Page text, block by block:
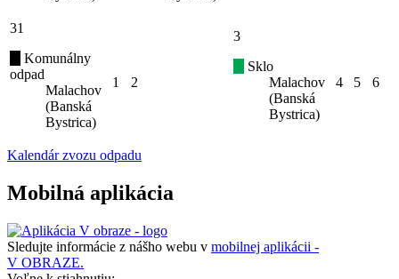
31
Komunálny
odpad
Malachov
(Banská
Bystrica)
1 2
3
Sklo
Malachov
(Banská
Bystrica)
4 5 6
Kalendár zvozu odpadu
Mobilná aplikácia
Sledujte informácie z nášho webu v mobilnej aplikácii -
V OBRAZE.